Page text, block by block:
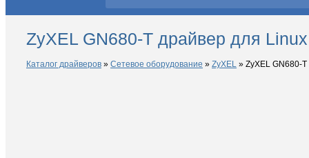
ZyXEL GN680-T драйвер для Linux
Каталог драйверов » Сетевое оборудование » ZyXEL » ZyXEL GN680-T